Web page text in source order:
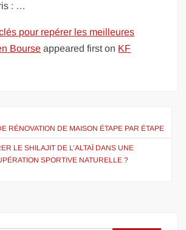
: …
pour repérer les meilleures
Bourse appeared first on KF
RÉNOVATION DE MAISON ÉTAPE PAR ÉTAPE
LE SHILAJIT DE L’ALTAÏ DANS UNE
SPORTIVE NATURELLE ?